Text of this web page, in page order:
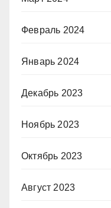
Февраль 2024
Январь 2024
Декабрь 2023
Ноябрь 2023
Октябрь 2023
Август 2023